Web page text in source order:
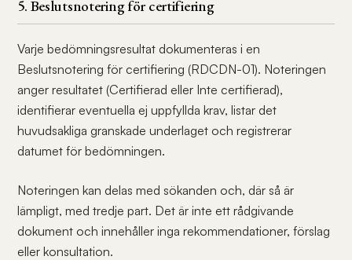
5. Beslutsnotering för certifiering
Varje bedömningsresultat dokumenteras i en
Beslutsnotering för certifiering (RDCDN-01). Noteringen
anger resultatet (Certifierad eller Inte certifierad),
identifierar eventuella ej uppfyllda krav, listar det
huvudsakliga granskade underlaget och registrerar
datumet för bedömningen.
Noteringen kan delas med sökanden och, där så är
lämpligt, med tredje part. Det är inte ett rådgivande
dokument och innehåller inga rekommendationer, förslag
eller konsultation.